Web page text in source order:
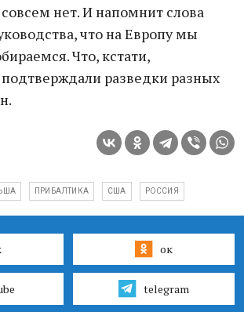
нет. И напомнит слова
что на Европу мы
Что, кстати,
разведки разных
ПРИБАЛТИКА США РОССИЯ
ок
telegram